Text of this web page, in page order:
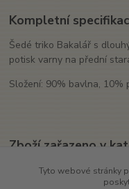
Kompletní
Šedé triko Bakalář s
potisk varny na přední
Složení: 90% bavlna, 10%
Zboží zařazeno v
TextilTyto webové stránky